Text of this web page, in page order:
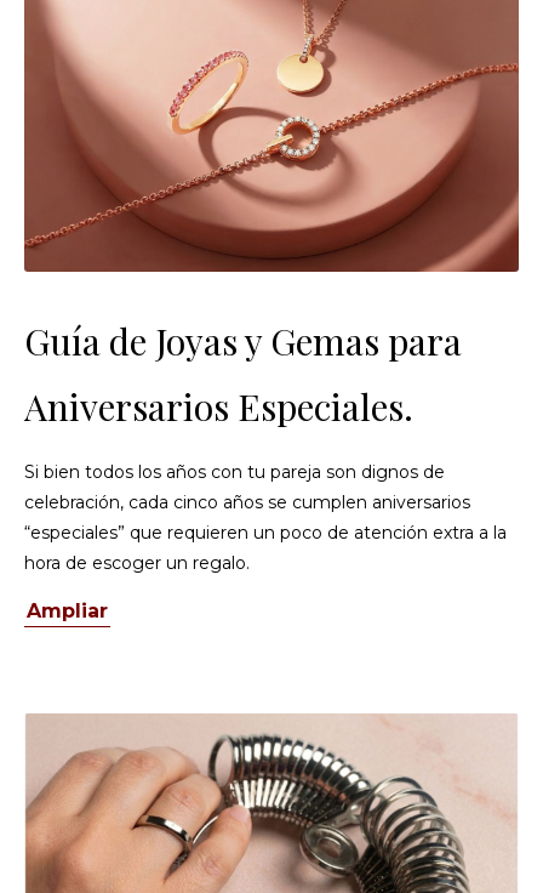
Guía de Joyas y Gemas para
Aniversarios Especiales.
Si bien todos los años con tu pareja son dignos de
celebración, cada cinco años se cumplen aniversarios
“especiales” que requieren un poco de atención extra a la
hora de escoger un regalo.
Ampliar